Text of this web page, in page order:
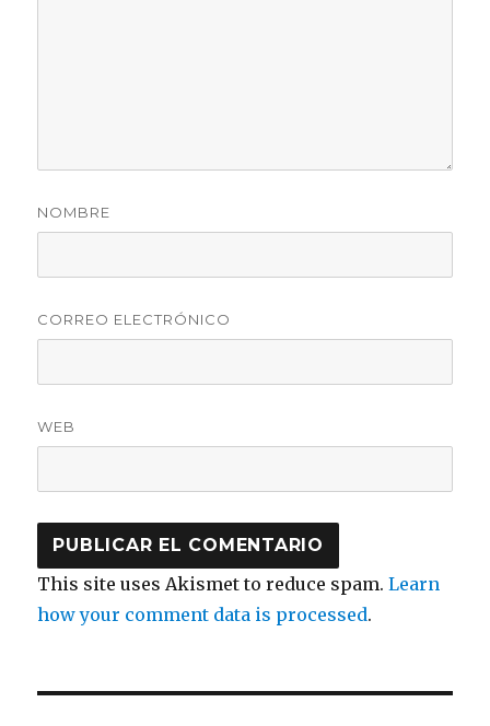
NOMBRE
CORREO ELECTRÓNICO
WEB
This site uses Akismet to reduce spam.Learn
how your comment data is processed.